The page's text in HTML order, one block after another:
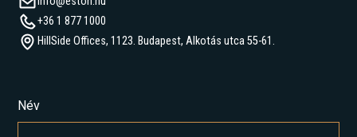
+36 1 877 1000
HillSide Offices, 1123. Budapest, Alkotás utca 55-61.
Név